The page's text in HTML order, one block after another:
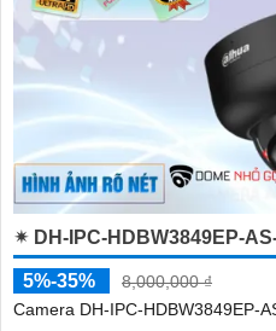
✴ DH-IPC-HDBW3849EP-
5%-35%
8,000,000 ₫
Camera DH-IPC-HDBW3849EP-